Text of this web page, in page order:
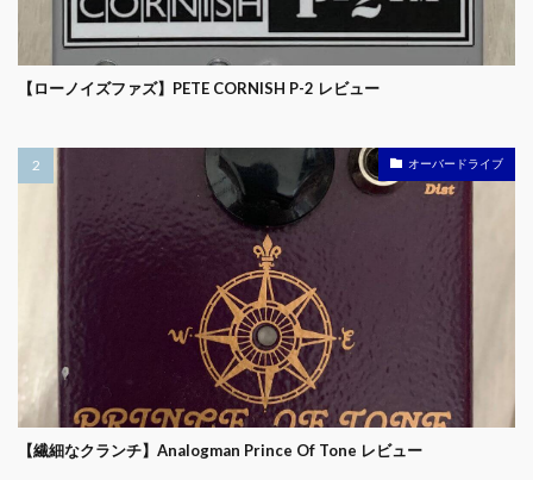
【ローノイズファズ】PETE CORNISH P-2 レビュー
オーバードライブ
【繊細なクランチ】Analogman Prince Of Tone レビュー